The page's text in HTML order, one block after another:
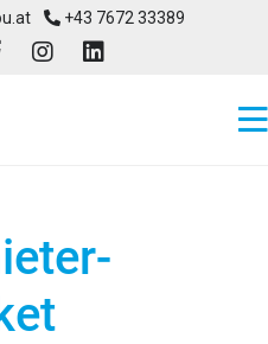
+43 7672 33389